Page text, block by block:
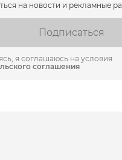
на новости и рекламные
Подписаться
я соглашаюсь на условия
соглашения